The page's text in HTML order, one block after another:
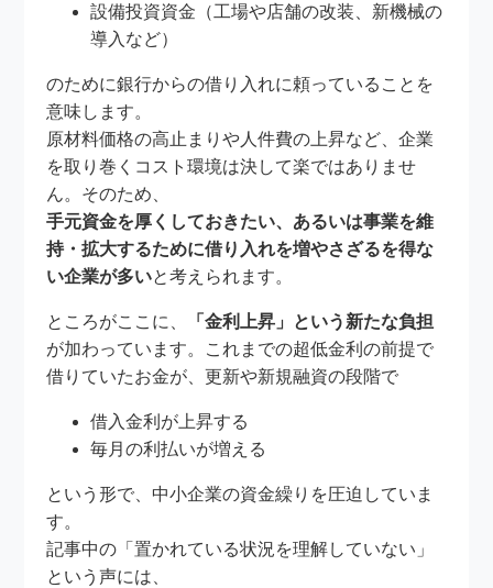
設備投資資金（工場や店舗の改装、新機械の
導入など）
のために銀行からの借り入れに頼っていることを
意味します。
原材料価格の高止まりや人件費の上昇など、企業
を取り巻くコスト環境は決して楽ではありませ
ん。そのため、
手元資金を厚くしておきたい、あるいは事業を維
持・拡大するために借り入れを増やさざるを得な
い企業が多いと考えられます。
ところがここに、
「金利上昇」という新たな負担
が加わっています。これまでの超低金利の前提で
借りていたお金が、更新や新規融資の段階で
借入金利が上昇する
毎月の利払いが増える
という形で、中小企業の資金繰りを圧迫していま
す。
記事中の「置かれている状況を理解していない」
という声には、